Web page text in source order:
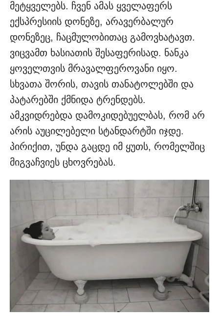
მეტყველებს. ჩვენ ამას ყველაფერს
ექსპრესიის დონეზე, არავერბალურ
დონეზეც, ჩაცმულობითაც გამოვხატავთ.
ვიცვამთ ხასიათის შესაფერისად. ნანკა
ყოველთვის მრავალფეროვანი იყო.
სხვათა შორის, თავის თანატოლებში და
პატარებში ქმნიდა ტრენდებს.
ამკვიდრებდა დამოკიდებუელბას, რომ არ
არის აუცილებელი სტანდარტში იჯდე.
პირიქით, უნდა გაცდე იმ ყუთს, რომელშიც
მიგვაჩვიეს ცხოვრებას.